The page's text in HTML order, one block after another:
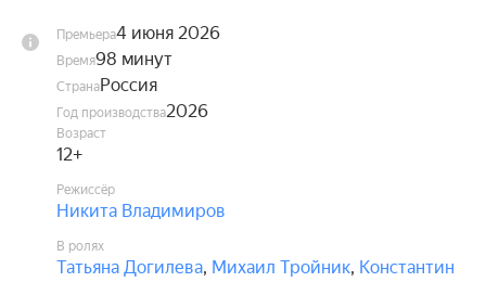
Премьера4 июня 2026
Время98 минут
СтранаРоссия
Год производства2026
Возраст
12+
Режиссёр
Никита Владимиров
В ролях
Татьяна Догилева, Михаил Тройник, Константин